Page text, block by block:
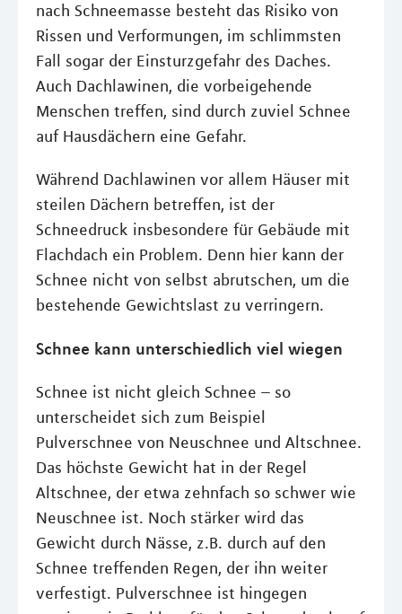
nach Schneemasse besteht das Risiko von
Rissen und Verformungen, im schlimmsten
Fall sogar der Einsturzgefahr des Daches.
Auch Dachlawinen, die vorbeigehende
Menschen treffen, sind durch zuviel Schnee
auf Hausdächern eine Gefahr.
Während Dachlawinen vor allem Häuser mit
steilen Dächern betreffen, ist der
Schneedruck insbesondere für Gebäude mit
Flachdach ein Problem. Denn hier kann der
Schnee nicht von selbst abrutschen, um die
bestehende Gewichtslast zu verringern.
Schnee kann unterschiedlich viel wiegen
Schnee ist nicht gleich Schnee – so
unterscheidet sich zum Beispiel
Pulverschnee von Neuschnee und Altschnee.
Das höchste Gewicht hat in der Regel
Altschnee, der etwa zehnfach so schwer wie
Neuschnee ist. Noch stärker wird das
Gewicht durch Nässe, z.B. durch auf den
Schnee treffenden Regen, der ihn weiter
verfestigt. Pulverschnee ist hingegen